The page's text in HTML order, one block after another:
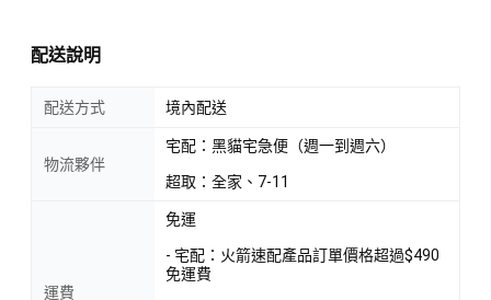
配送說明
配送方式 境內配送
物流夥伴
宅配：黑貓宅急便（週一到週六）
超取：全家、7-11
運費
免運
- 宅配：火箭速配產品訂單價格超過$490
免運費